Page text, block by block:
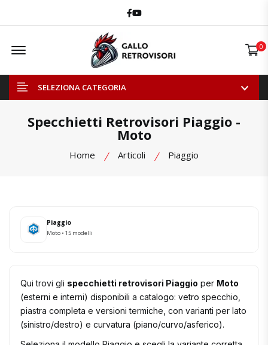
Facebook
Youtube
Offcanvas Menu Open 0
SELEZIONA CATEGORIA
Specchietti Retrovisori Piaggio -
Moto
Home Articoli Piaggio
Piaggio
Moto • 15 modelli
Qui trovi gli specchietti retrovisori Piaggio per Moto
(esterni e interni) disponibili a catalogo: vetro specchio,
piastra completa e versioni termiche, con varianti per lato
(sinistro/destro) e curvatura (piano/curvo/asferico).